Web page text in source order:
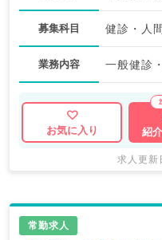
募集科目 健診・人
業務内容
お気に入り
紹
求人更
常勤求人